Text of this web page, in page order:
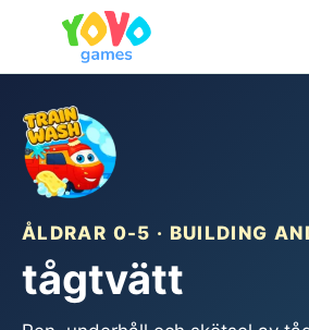
ÅLDRAR 0-5 · BUILDING
tågtvätt